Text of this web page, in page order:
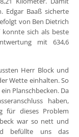
Edgar Baaß sicherte
von Ben Dietrich
sich als beste
mit 634,6
Herr Block und
Wette einhalten. So
Planschbecken. Da
haben,
für dieses Problem
war so nett und
befüllte uns das